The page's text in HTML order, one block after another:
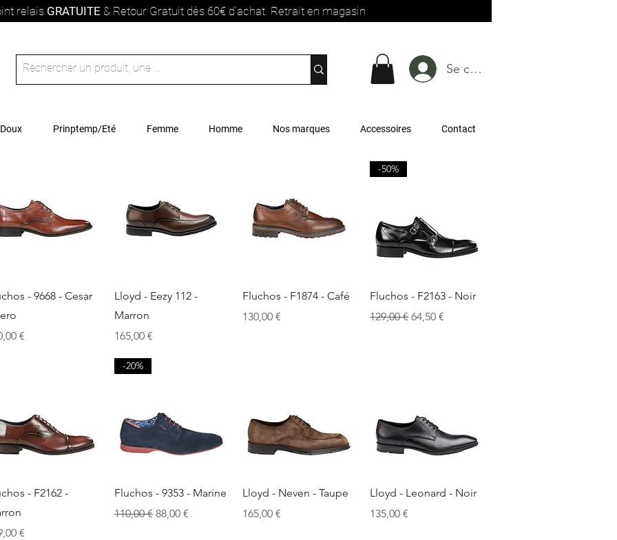
relais GRATUITE & Retour Gratuit dès 60€ d'achat. Retrait en magasin
Se connecter
Prinptemp/Eté Femme Homme Nos marques Accessoires Contact
Aperçu rapide
- 9668 - Cesar
€
Aperçu rapide
Lloyd - Eezy 112 -
Marron
Prix
165,00 €
Aperçu rapide
Fluchos - F1874 - Café
Prix
130,00 €
Aperçu rapide
-50%
Fluchos - F2163 - Noir
Prix original
129,00 €Prix promotionnel
64,50 €
Aperçu rapide
- F2162 -
€
Aperçu rapide
-20%
Fluchos - 9353 - Marine
Prix original
110,00 € Prix promotionnel
88,00 €
Aperçu rapide
Lloyd - Neven - Taupe
Prix
165,00 €
Aperçu rapide
Lloyd - Leonard - Noir
Prix
135,00 €